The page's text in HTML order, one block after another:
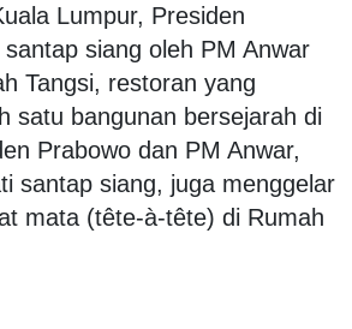
Lumpur, Presiden
siang oleh PM Anwar
Tangsi, restoran yang
satu bangunan bersejarah di
Prabowo dan PM Anwar,
santap siang, juga menggelar
mata (tête-à-tête) di Rumah